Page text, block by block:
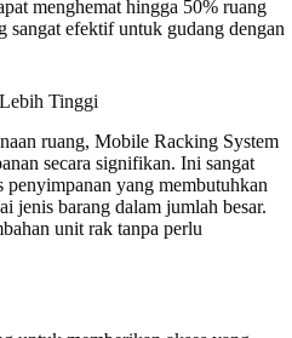
menghemat hingga 50% ruang
sangat efektif untuk gudang dengan
Tinggi
ruang, Mobile Racking System
secara signifikan. Ini sangat
yang membutuhkan
jenis barang dalam jumlah besar.
unit rak tanpa perlu